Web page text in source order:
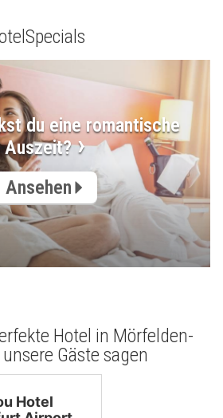
du eine romantische
Auszeit?
Ansehen
Hotel in Mörfelden-
Gäste sagen
Hotel